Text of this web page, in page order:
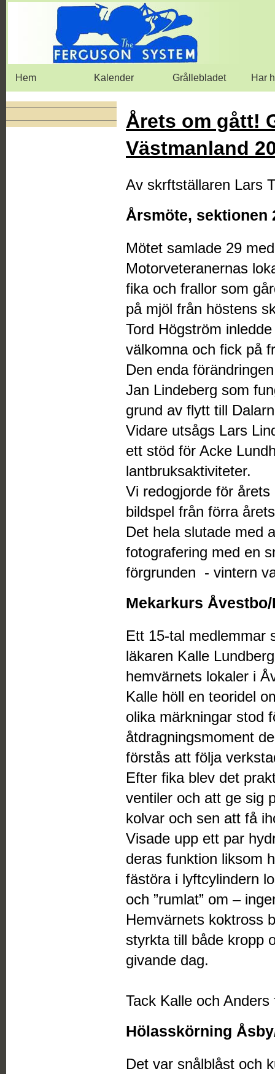
Hem Kalender Grållebladet Har
Årets om gått!
Västmanland
Av skrftställaren Lars
Årsmöte, sektionen
Mötet samlade 29
Motorveteranernas
fika och frallor som
på mjöl från höstens
Tord Högström
välkomna och fick på
Den enda
Jan Lindeberg som
grund av flytt till
Vidare utsågs Lars
ett stöd för Acke
lantbruksaktiviteter.
Vi redogjorde för
bildspel från förra
Det hela slutade med
fotografering med en
förgrunden - vintern
Mekarkurs
Ett 15-tal medlemmar
läkaren Kalle
hemvärnets lokaler i
Kalle höll en teoridel
olika märkningar stod
åtdragningsmoment
förstås att följa
Efter fika blev det
ventiler och att ge sig
kolvar och sen att få
Visade upp ett par
deras funktion liksom
fästöra i lyftcylindern
och ”rumlat” om –
Hemvärnets koktross
styrkta till både kropp
givande dag.
Tack Kalle och
Hölasskörning
Det var snålblåst och